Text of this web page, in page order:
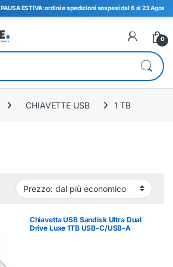
PAUSA ESTIVA: ordini e spedizioni sospesi dal 6 al 23
0
CHIAVETTE USB 1 TB
Chiavetta USB Sandisk Ultra Dual
Drive Luxe 1TB USB-C/USB-A